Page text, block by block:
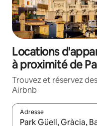
Locations
à proximité de
Trouvez et réservez
Airbnb
Adresse
Lorsque les résultats